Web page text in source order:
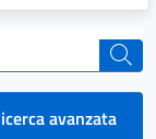
cerca
avanzata